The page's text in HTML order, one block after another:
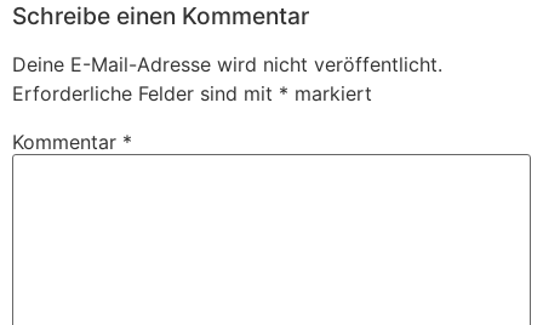
Schreibe einen Kommentar
Deine E-Mail-Adresse wird nicht veröffentlicht.
Erforderliche Felder sind mit * markiert
Kommentar *